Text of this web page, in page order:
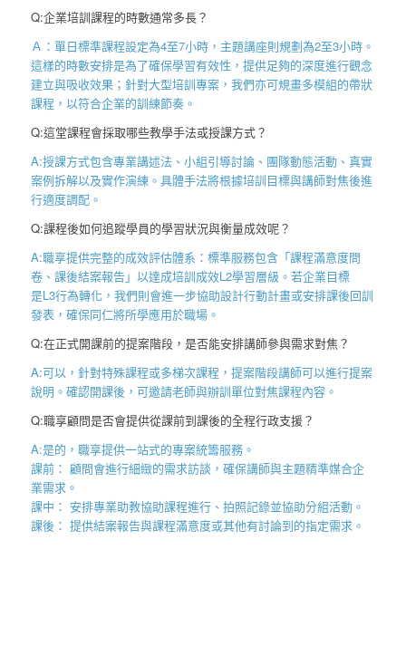
Q:企業培訓課程的時數通常多長？
Ａ：單日標準課程設定為4至7小時，主題講座則規劃為2至3小時。
這樣的時數安排是為了確保學習有效性，提供足夠的深度進行觀念
建立與吸收效果；針對大型培訓專案，我們亦可規畫多模組的帶狀
課程，以符合企業的訓練節奏。
Q:這堂課程會採取哪些教學手法或授課方式？
A:授課方式包含專業講述法、小組引導討論、團隊動態活動、真實
案例拆解以及實作演練。具體手法將根據培訓目標與講師對焦後進
行適度調配。
Q:課程後如何追蹤學員的學習狀況與衡量成效呢？
A:職享提供完整的成效評估體系：標準服務包含「課程滿意度問
卷、課後結案報告」以達成培訓成效L2學習層級。若企業目標
是L3行為轉化，我們則會進一步協助設計行動計畫或安排課後回訓
發表，確保同仁將所學應用於職場。
Q:在正式開課前的提案階段，是否能安排講師參與需求對焦？
A:可以，針對特殊課程或多梯次課程，提案階段講師可以進行提案
說明。確認開課後，可邀請老師與辦訓單位對焦課程內容。
Q:職享顧問是否會提供從課前到課後的全程行政支援？
A:是的，職享提供一站式的專案統籌服務。
課前： 顧問會進行細緻的需求訪談，確保講師與主題精準媒合企
業需求。
課中： 安排專業助教協助課程進行、拍照記錄並協助分組活動。
課後： 提供結案報告與課程滿意度或其他有討論到的指定需求。